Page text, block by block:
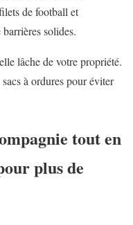
de football et
solides.
lâche de votre propriété.
à ordures pour éviter
tout en
plus de